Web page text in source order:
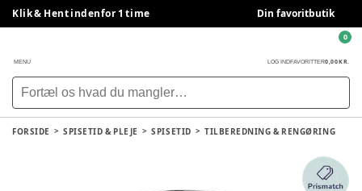
Klik & Hent indenfor 1 time Din favoritbutik
MENU LOG INDFAVORITTER0,00 KR.
0
FORSIDE SPISETID & PLEJE SPISETID TILBEREDNING & RENGØRING